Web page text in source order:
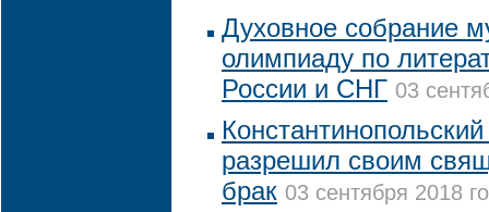
Духовное собрание
олимпиаду по
России и СНГ 03
разрешил своим
брак 03 сентября 2018